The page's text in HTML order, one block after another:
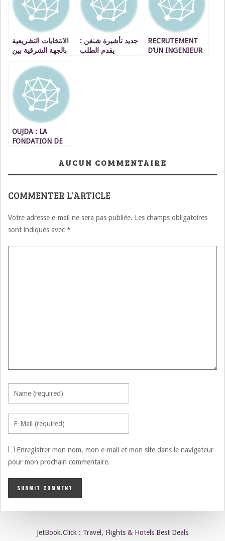
الانتخابات التشريعية
بالجهة الشرقية بين
وسندان العزوف
جديد تأشيرة شنغن :
يقدم الطلب
RECRUTEMENT
D’UN INGENIEUR
OUJDA : LA
FONDATION DE
LES PROJETS DESAUCUN COMMENTAIRE
COMMENTER L'ARTICLE
Votre adresse e-mail ne sera pas publiée. Les champs obligatoires
sont indiqués avec *
Enregistrer mon nom, mon e-mail et mon site dans le navigateur
pour mon prochain commentaire.
JetBook.Click : Travel, Flights & Hotels Best Deals